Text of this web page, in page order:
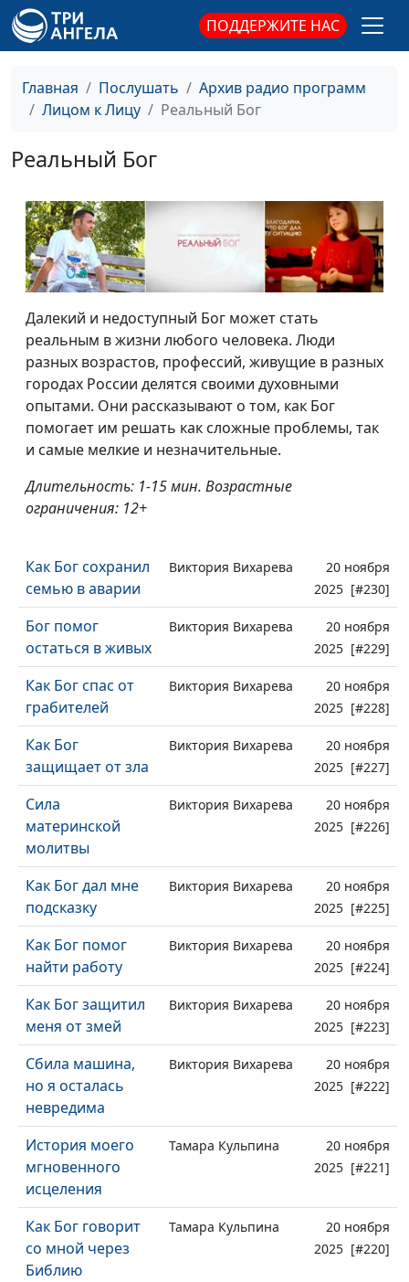
ПОДДЕРЖИТЕ НАС
Главная Послушать
Архив радио программ
Лицом к Лицу
Реальный Бог
Реальный Бог
Далекий и недоступный Бог может стать
реальным в жизни любого человека. Люди
разных возрастов, профессий, живущие в разных
городах России делятся своими духовными
опытами. Они рассказывают о том, как Бог
помогает им решать как сложные проблемы, так
и самые мелкие и незначительные.
Длительность: 1-15 мин. Возрастные
ограничения: 12+
Как Бог сохранил
семью в аварии
Виктория Вихарева
20 ноября
2025 [#230]
Бог помог
остаться в живых
Виктория Вихарева
20 ноября
2025 [#229]
Как Бог спас от
грабителей
Виктория Вихарева
20 ноября
2025 [#228]
Как Бог
защищает от зла
Виктория Вихарева
20 ноября
2025 [#227]
Сила
материнской
молитвы
Виктория Вихарева
20 ноября
2025 [#226]
Как Бог дал мне
подсказку
Виктория Вихарева
20 ноября
2025 [#225]
Как Бог помог
найти работу
Виктория Вихарева
20 ноября
2025 [#224]
Как Бог защитил
меня от змей
Виктория Вихарева
20 ноября
2025 [#223]
Сбила машина,
но я осталась
невредима
Виктория Вихарева
20 ноября
2025 [#222]
История моего
мгновенного
исцеления
Тамара Кульпина
20 ноября
2025 [#221]
Как Бог говорит
со мной через
Библию
Тамара Кульпина
20 ноября
2025 [#220]